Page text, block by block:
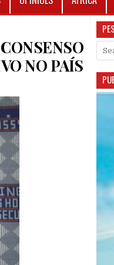
NO PAÍS
NORTE-AMERICANO PEDE